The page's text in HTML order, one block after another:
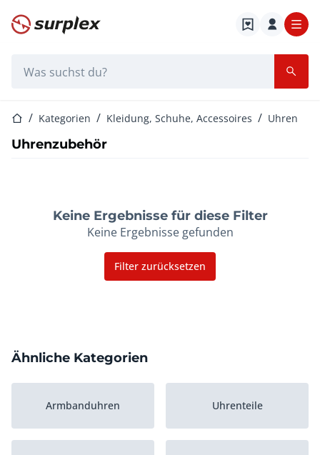
Startseite
StartseiteKategorien Kleidung, Schuhe, Accessoires Uhren
Uhrenzubehör
Keine Ergebnisse für diese Filter
Keine Ergebnisse gefunden
Filter zurücksetzen
Ähnliche Kategorien
Armbanduhren Uhrenteile